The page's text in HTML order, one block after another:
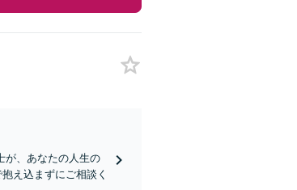
が、あなたの人生の
え込まずにご相談く